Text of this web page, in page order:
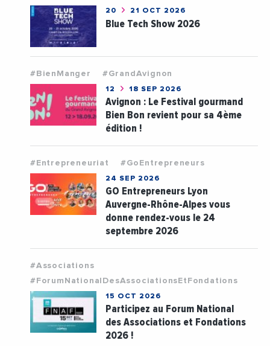
20 21 OCT 2026
Blue Tech Show 2026
#BienManger #GrandAvignon
12 18 SEP 2026
Avignon : Le Festival gourmand
Bien Bon revient pour sa 4ème
édition !
#Entrepreneuriat #GoEntrepreneurs
24 SEP 2026
GO Entrepreneurs Lyon
Auvergne-Rhône-Alpes vous
donne rendez-vous le 24
septembre 2026
#Associations
#ForumNationalDesAssociationsEtFondations
15 OCT 2026
Participez au Forum National
des Associations et Fondations
2026 !